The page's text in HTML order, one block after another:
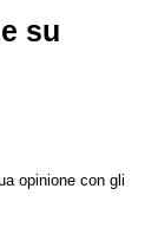
su
opinione con gli